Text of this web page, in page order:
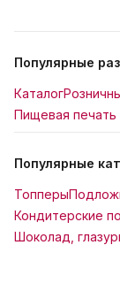
Популярные
Каталог
Пищевая печать
Популярные
Топперы
Кондитерские
Шоколад,